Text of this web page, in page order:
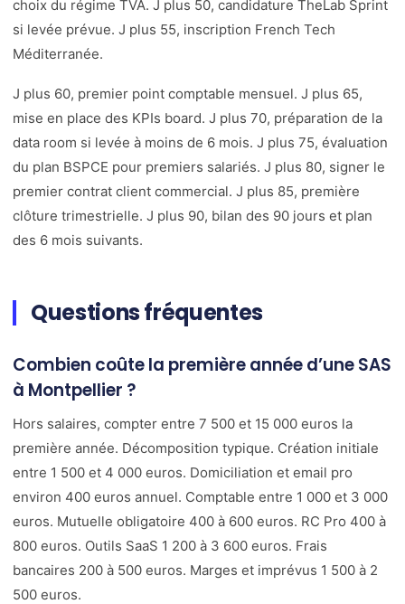
choix du régime TVA. J plus 50, candidature TheLab Sprint
si levée prévue. J plus 55, inscription French Tech
Méditerranée.
J plus 60, premier point comptable mensuel. J plus 65,
mise en place des KPIs board. J plus 70, préparation de la
data room si levée à moins de 6 mois. J plus 75, évaluation
du plan BSPCE pour premiers salariés. J plus 80, signer le
premier contrat client commercial. J plus 85, première
clôture trimestrielle. J plus 90, bilan des 90 jours et plan
des 6 mois suivants.
Questions fréquentes
Combien coûte la première année d’une SAS
à Montpellier ?
Hors salaires, compter entre 7 500 et 15 000 euros la
première année. Décomposition typique. Création initiale
entre 1 500 et 4 000 euros. Domiciliation et email pro
environ 400 euros annuel. Comptable entre 1 000 et 3 000
euros. Mutuelle obligatoire 400 à 600 euros. RC Pro 400 à
800 euros. Outils SaaS 1 200 à 3 600 euros. Frais
bancaires 200 à 500 euros. Marges et imprévus 1 500 à 2
500 euros.